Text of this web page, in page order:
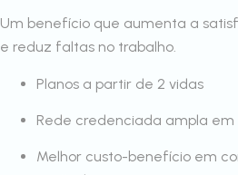
Um benefício que aumenta a
e reduz faltas no trabalho.
Planos a partir de 2 vidas
Rede credenciada ampla em
Melhor custo-benefício em